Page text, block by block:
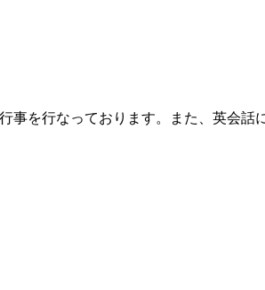
を行なっております。また、英会